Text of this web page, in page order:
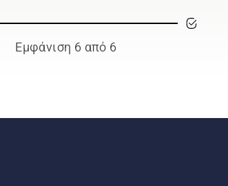
Εμφάνιση 6 από 6